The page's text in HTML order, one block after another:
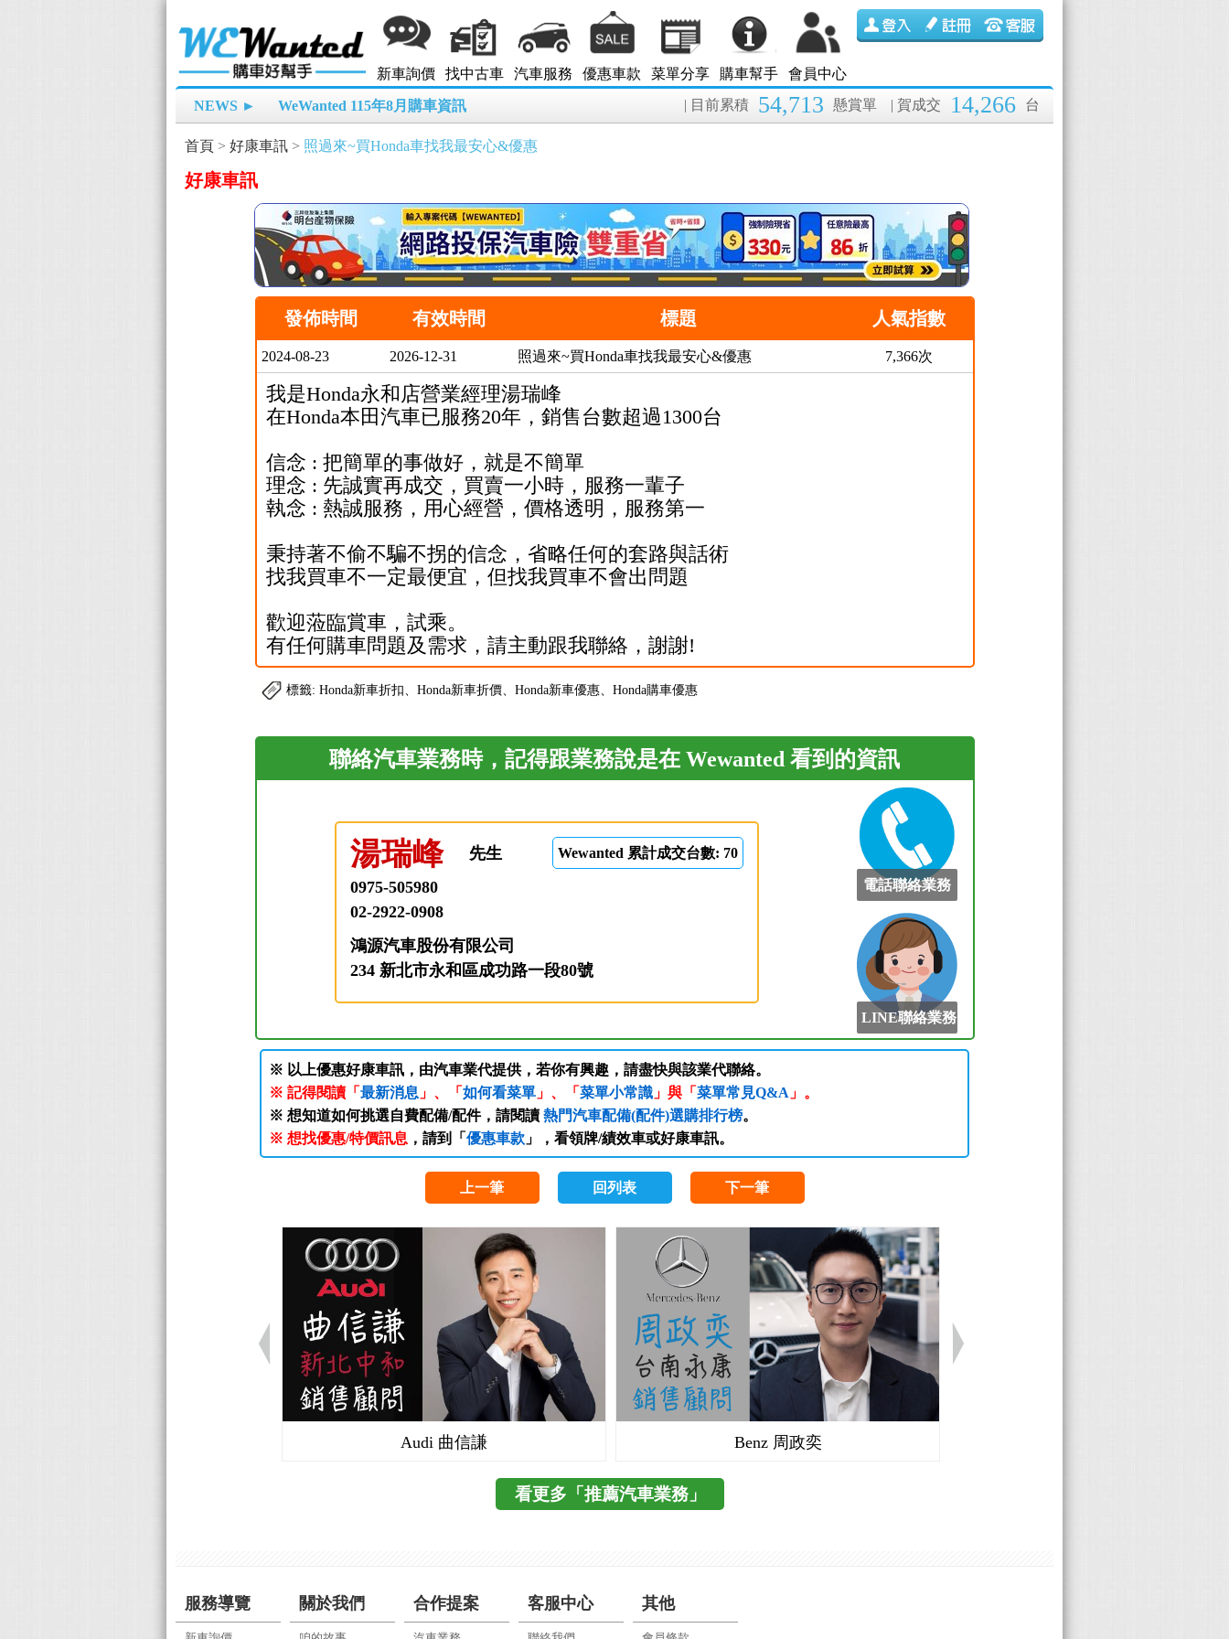
新車詢價 找中古車 汽車服務 優惠車款 菜單分享 購車幫手 會員中心
NEWS ► WeWanted 115年8月購車資訊 | 賀成交 14,266 台
| 目前累積 54,713 懸賞單
首頁 > 好康車訊 > 照過來~買Honda車找我最安心&優惠
好康車訊
發佈時間 有效時間 標題 人氣指數
2024-08-23 2026-12-31 照過來~買Honda車找我最安心&優惠 7,366次
我是Honda永和店營業經理湯瑞峰
在Honda本田汽車已服務20年，銷售台數超過1300台
信念 : 把簡單的事做好，就是不簡單
理念 : 先誠實再成交，買賣一小時，服務一輩子
執念 : 熱誠服務，用心經營，價格透明，服務第一
秉持著不偷不騙不拐的信念，省略任何的套路與話術
找我買車不一定最便宜，但找我買車不會出問題
歡迎蒞臨賞車，試乘。
有任何購車問題及需求，請主動跟我聯絡，謝謝!
標籤: Honda新車折扣、Honda新車折價、Honda新車優惠、Honda購車優惠
聯絡汽車業務時，記得跟業務說是在 Wewanted 看到的資訊
Wewanted 累計成交台數: 70
湯瑞峰
先生
0975-505980
02-2922-0908
鴻源汽車股份有限公司
234 新北市永和區成功路一段80號
電話聯絡業務
LINE聯絡業務
※ 以上優惠好康車訊，由汽車業代提供，若你有興趣，請盡快與該業代聯絡。
※ 記得閱讀「最新消息 」、「如何看菜單 」、「菜單小常識 」與「菜單常見Q&A 」。
※ 想知道如何挑選自費配備/配件，請閱讀熱門汽車配備(配件)選購排行榜。
※ 想找優惠/特價訊息 ，請到「優惠車款 」，看領牌/績效車或好康車訊。
上一筆 回列表 下一筆
Audi 曲信謙 Benz 周政奕
看更多「推薦汽車業務」
服務導覽 關於我們 合作提案 客服中心 其他